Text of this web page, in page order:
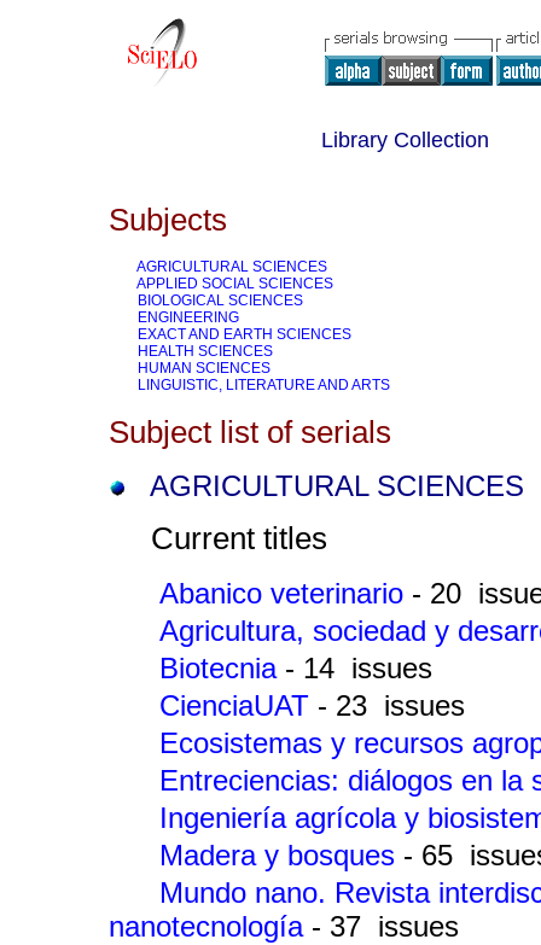
Library Collection
Subjects
AGRICULTURAL SCIENCES
APPLIED SOCIAL SCIENCES
BIOLOGICAL SCIENCES
ENGINEERING
EXACT AND EARTH SCIENCES
HEALTH SCIENCES
HUMAN SCIENCES
LINGUISTIC, LITERATURE AND ARTS
Subject list of serials
AGRICULTURAL SCIENCES
Current titles
Abanico veterinario - 20
Agricultura, sociedad y
Biotecnia - 14 issues
CienciaUAT - 23 issues
Ecosistemas y recursos
Entreciencias: diálogos en
Ingeniería agrícola y
Madera y bosques - 65
Mundo nano. Revista
nanotecnología - 37 issues